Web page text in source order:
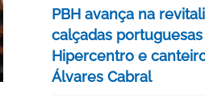
PBH avança na
calçadas
Hipercentro e
Álvares Cabral